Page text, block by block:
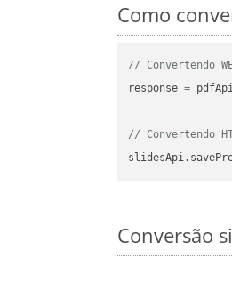
Como
// Convertendo
response =
// Convertendo
Conversão